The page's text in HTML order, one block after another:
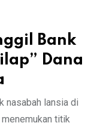
Bank
Dana
nasabah lansia di
menemukan titik